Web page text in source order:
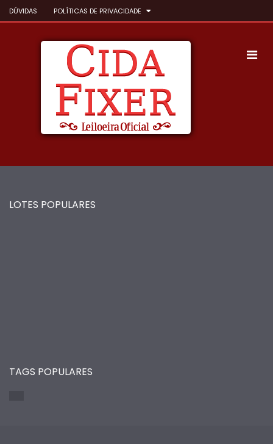
DÚVIDAS POLÍTICAS DE PRIVACIDADE
LOTES POPULARES
TAGS POPULARES